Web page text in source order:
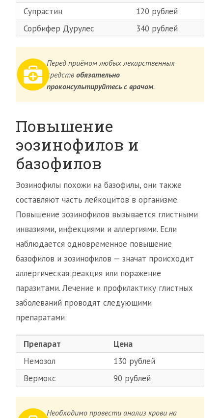
Супрастин
120 рублей
Сорбифер Дурулес
340 рублей
Перед приёмом любых лекарственных
средствобязательно
проконсультируйтесь с врачом.
Повышение
эозинофилов и
базофилов
Эозинофилы похожи на базофилы, они также
составляют часть лейкоцитов в организме.
Повышение эозинофилов вызывается глистными
инвазиями, инфекциями и аллергиями. Если
наблюдается одновременное повышение
базофилов и эозинофилов — значат происходит
аллергическая реакция или поражение
паразитами. Лечение и профилактику глистных
заболеваний проводят следующими
препаратами:
Препарат
Цена
Немозол
130 рублей
Вермокс
90 рублей
Необходимо провести анализ крови на